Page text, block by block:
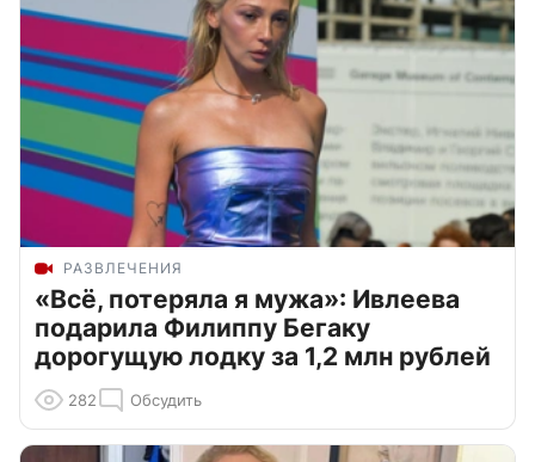
РАЗВЛЕЧЕНИЯ
«Всё, потеряла я мужа»: Ивлеева
подарила Филиппу Бегаку
дорогущую лодку за 1,2 млн рублей
282 Обсудить